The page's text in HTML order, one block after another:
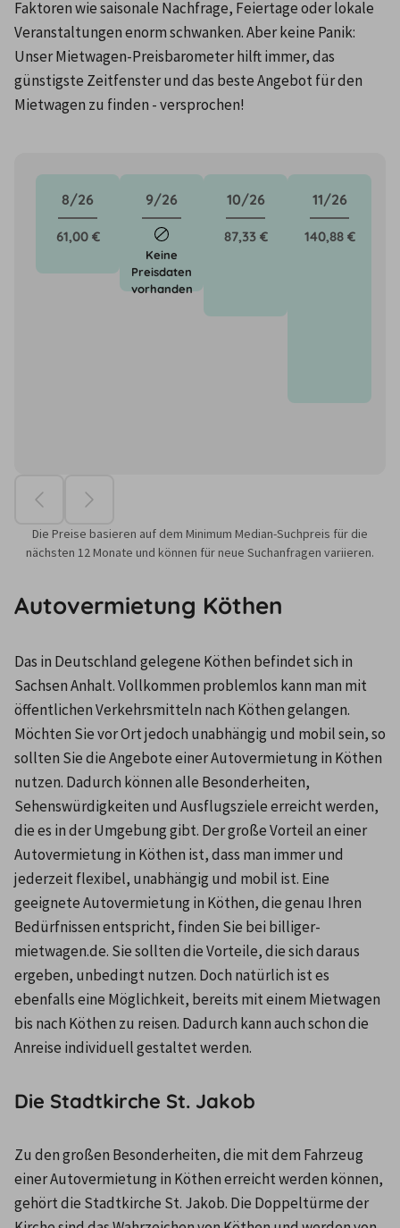
Faktoren wie saisonale Nachfrage, Feiertage oder lokale
Veranstaltungen enorm schwanken. Aber keine Panik:
Unser Mietwagen-Preisbarometer hilft immer, das
günstigste Zeitfenster und das beste Angebot für den
Mietwagen zu finden - versprochen!
8/26
61,00 €
9/26
Keine
Preisdaten
vorhanden
10/26
87,33 €
11/26
140,88 €
Die Preise basieren auf dem Minimum Median-Suchpreis für die
nächsten 12 Monate und können für neue Suchanfragen variieren.
Autovermietung Köthen
Das in Deutschland gelegene Köthen befindet sich in
Sachsen Anhalt. Vollkommen problemlos kann man mit
öffentlichen Verkehrsmitteln nach Köthen gelangen.
Möchten Sie vor Ort jedoch unabhängig und mobil sein, so
sollten Sie die Angebote einer Autovermietung in Köthen
nutzen. Dadurch können alle Besonderheiten,
Sehenswürdigkeiten und Ausflugsziele erreicht werden,
die es in der Umgebung gibt. Der große Vorteil an einer
Autovermietung in Köthen ist, dass man immer und
jederzeit flexibel, unabhängig und mobil ist. Eine
geeignete Autovermietung in Köthen, die genau Ihren
Bedürfnissen entspricht, finden Sie bei billiger-
mietwagen.de. Sie sollten die Vorteile, die sich daraus
ergeben, unbedingt nutzen. Doch natürlich ist es
ebenfalls eine Möglichkeit, bereits mit einem Mietwagen
bis nach Köthen zu reisen. Dadurch kann auch schon die
Anreise individuell gestaltet werden.
Die Stadtkirche St. Jakob
Zu den großen Besonderheiten, die mit dem Fahrzeug
einer Autovermietung in Köthen erreicht werden können,
gehört die Stadtkirche St. Jakob. Die Doppeltürme der